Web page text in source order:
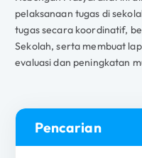
pelaksanaan tugas di
tugas secara koordinatif,
Sekolah, serta membuat
evaluasi dan peningkatan
Pencarian